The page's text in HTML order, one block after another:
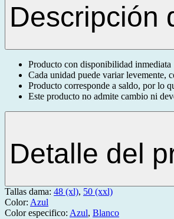
Descripción
Producto con disponibilidad inmediata
Cada unidad puede variar levemente,
Producto corresponde a saldo, por lo
Este producto no admite cambio ni
Detalle del
Tallas dama: 48 (xl), 50 (xxl)
Color: Azul
Color especifico: Azul, Blanco